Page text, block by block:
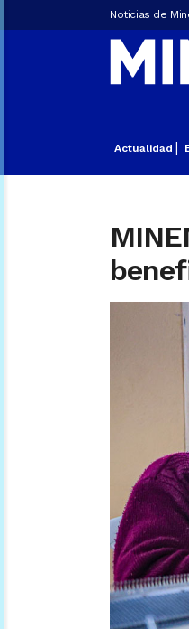
Noticias de
Actualidad